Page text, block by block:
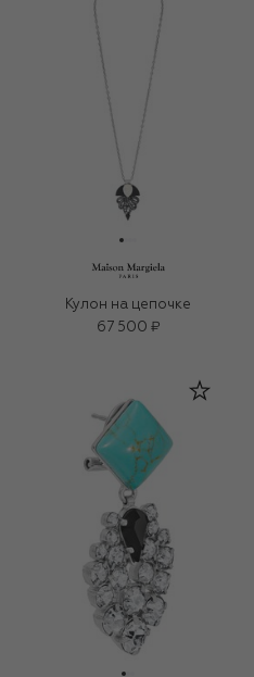
Кулон на цепочке
67 500 ₽